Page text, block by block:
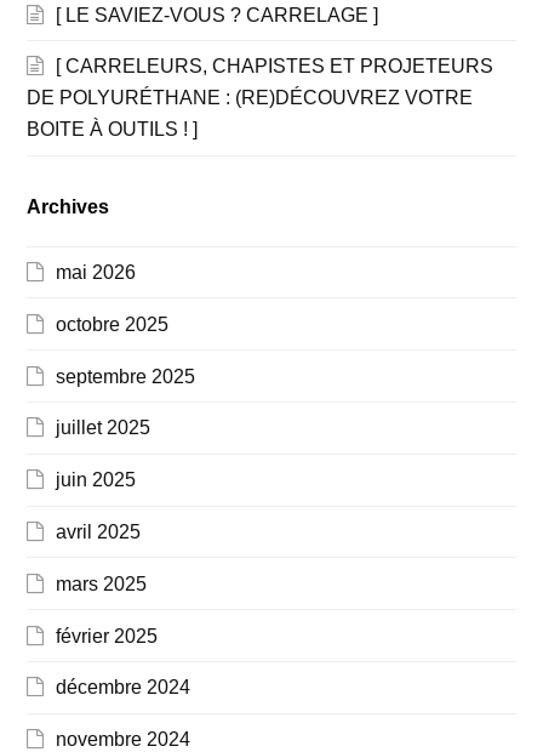
[ LE SAVIEZ-VOUS ? CARRELAGE ]
[ CARRELEURS, CHAPISTES ET PROJETEURS
DE POLYURÉTHANE : (RE)DÉCOUVREZ VOTRE
BOITE À OUTILS ! ]
Archives
mai 2026
octobre 2025
septembre 2025
juillet 2025
juin 2025
avril 2025
mars 2025
février 2025
décembre 2024
novembre 2024